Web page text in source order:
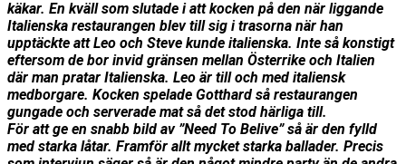
käkar. En kväll som slutade i att kocken på den när liggande
Italienska restaurangen blev till sig i trasorna när han
upptäckte att Leo och Steve kunde italienska. Inte så konstigt
eftersom de bor invid gränsen mellan Österrike och Italien
där man pratar Italienska. Leo är till och med italiensk
medborgare. Kocken spelade Gotthard så restaurangen
gungade och serverade mat så det stod härliga till.
För att ge en snabb bild av ”Need To Belive” så är den fylld
med starka låtar. Framför allt mycket starka ballader. Precis